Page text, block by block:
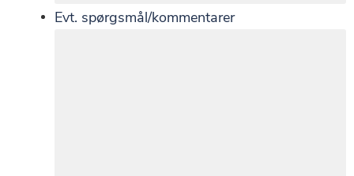
Evt. spørgsmål/kommentarer